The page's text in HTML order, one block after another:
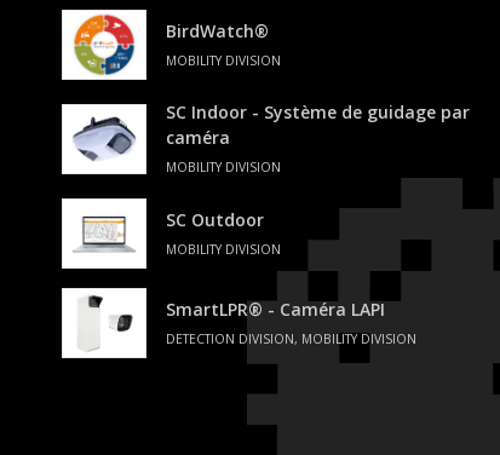
BirdWatch®
MOBILITY DIVISION
SC Indoor - Système de guidage par
caméra
MOBILITY DIVISION
SC Outdoor
MOBILITY DIVISION
SmartLPR® - Caméra LAPI
DETECTION DIVISION, MOBILITY DIVISION